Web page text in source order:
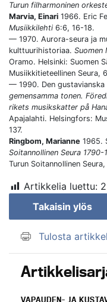
Turun filharmoninen
Marvia, Einari 1966. Eric
Musiikkilehti 6:6, 16-18.
— 1970. Aurora-seura ja
kulttuurihistoriaa. Suomen
Oramo. Helsinki: Suomen
Musiikkitieteellinen Seura,
— 1990. Den
gemensamma tonen.
rikets musikskatter på
Apajalahti. Helsingfors:
137.
Ringbom, Marianne 1965.
Soitannollinen Seura 1790-
Turun Soitannollinen
Artikkelia luettu:
Takaisin ylös
Tulosta
VAPAUDEN- JA